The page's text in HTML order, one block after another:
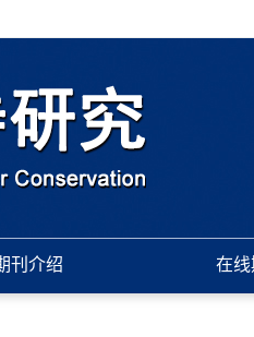
刊介绍 在线